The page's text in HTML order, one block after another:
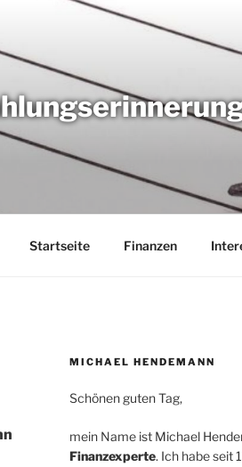
Startseite Finanzen
MICHAEL HENDEMANN
Schönen guten Tag,
mein Name ist Michael
Finanzexperte. Ich habe seit